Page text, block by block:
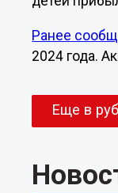
Ранее
2024 года.
Еще в